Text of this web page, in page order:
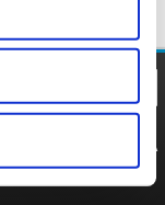
POLITYKA